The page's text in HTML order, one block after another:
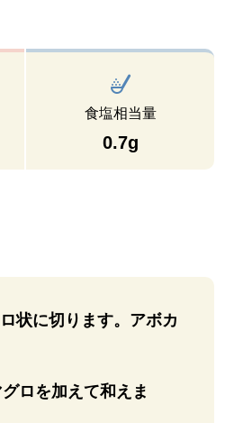
食塩相当量
0.7g
状に切ります。アボカ
ロを加えて和えま